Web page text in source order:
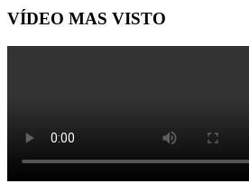
Channel
VÍDEO MAS VISTO